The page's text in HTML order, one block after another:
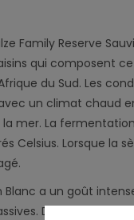
Family Reserve
qui composent
du Sud. Les
un climat chaud
mer. La
Celsius. Lorsque la
Blanc a un goût
Dans le courant